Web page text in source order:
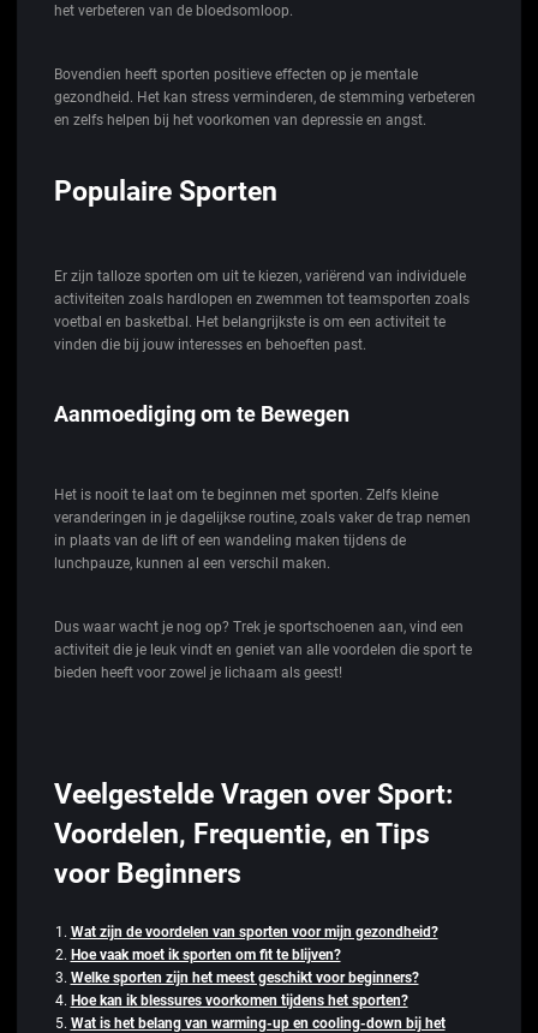
het verbeteren van de bloedsomloop.
Bovendien heeft sporten positieve effecten op je mentale
gezondheid. Het kan stress verminderen, de stemming verbeteren
en zelfs helpen bij het voorkomen van depressie en angst.
Populaire Sporten
Er zijn talloze sporten om uit te kiezen, variërend van individuele
activiteiten zoals hardlopen en zwemmen tot teamsporten zoals
voetbal en basketbal. Het belangrijkste is om een activiteit te
vinden die bij jouw interesses en behoeften past.
Aanmoediging om te Bewegen
Het is nooit te laat om te beginnen met sporten. Zelfs kleine
veranderingen in je dagelijkse routine, zoals vaker de trap nemen
in plaats van de lift of een wandeling maken tijdens de
lunchpauze, kunnen al een verschil maken.
Dus waar wacht je nog op? Trek je sportschoenen aan, vind een
activiteit die je leuk vindt en geniet van alle voordelen die sport te
bieden heeft voor zowel je lichaam als geest!
Veelgestelde Vragen over Sport:
Voordelen, Frequentie, en Tips
voor Beginners
Wat zijn de voordelen van sporten voor mijn gezondheid?
Hoe vaak moet ik sporten om fit te blijven?
Welke sporten zijn het meest geschikt voor beginners?
Hoe kan ik blessures voorkomen tijdens het sporten?
Wat is het belang van warming-up en cooling-down bij het